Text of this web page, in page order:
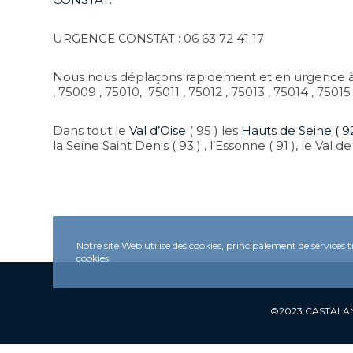
URGENCE CONSTAT : 06 63 72 41 17
Nous nous déplaçons rapidement et en urgence
, 75009 , 75010, 75011 , 75012 , 75013 , 75014 ,
Dans tout leVal d’Oise ( 95 ) les Hauts de Seine (
la Seine Saint Denis ( 93 ) , l’Essonne ( 91 ), le Val
28 rue de Malleville
06 63 72 41 17
©2023
Notre site Web utilise des cookies, principalement de
cookies.